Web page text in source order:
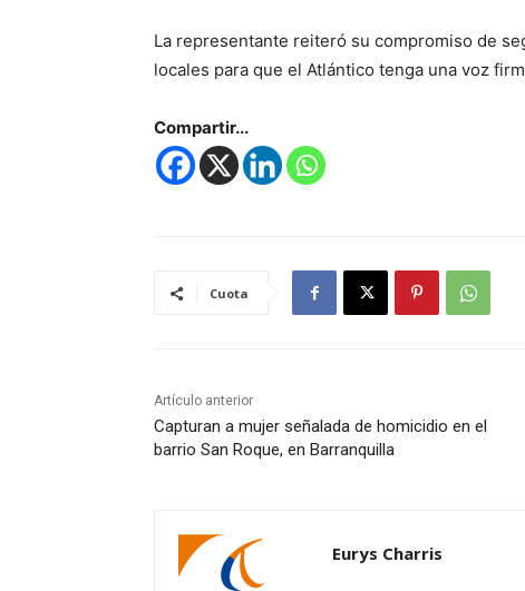
La representante reiteró su compromiso de
locales para que el Atlántico tenga una voz
Compartir...
Cuota
Artículo anterior
Capturan a mujer señalada de homicidio en el
barrio San Roque, en Barranquilla
Eurys Charris